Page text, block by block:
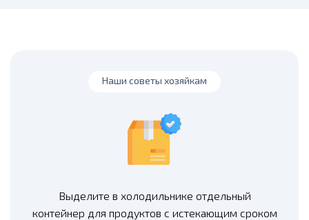
Наши советы хозяйкам
Выделите в холодильнике отдельный
контейнер для продуктов с истекающим сроком